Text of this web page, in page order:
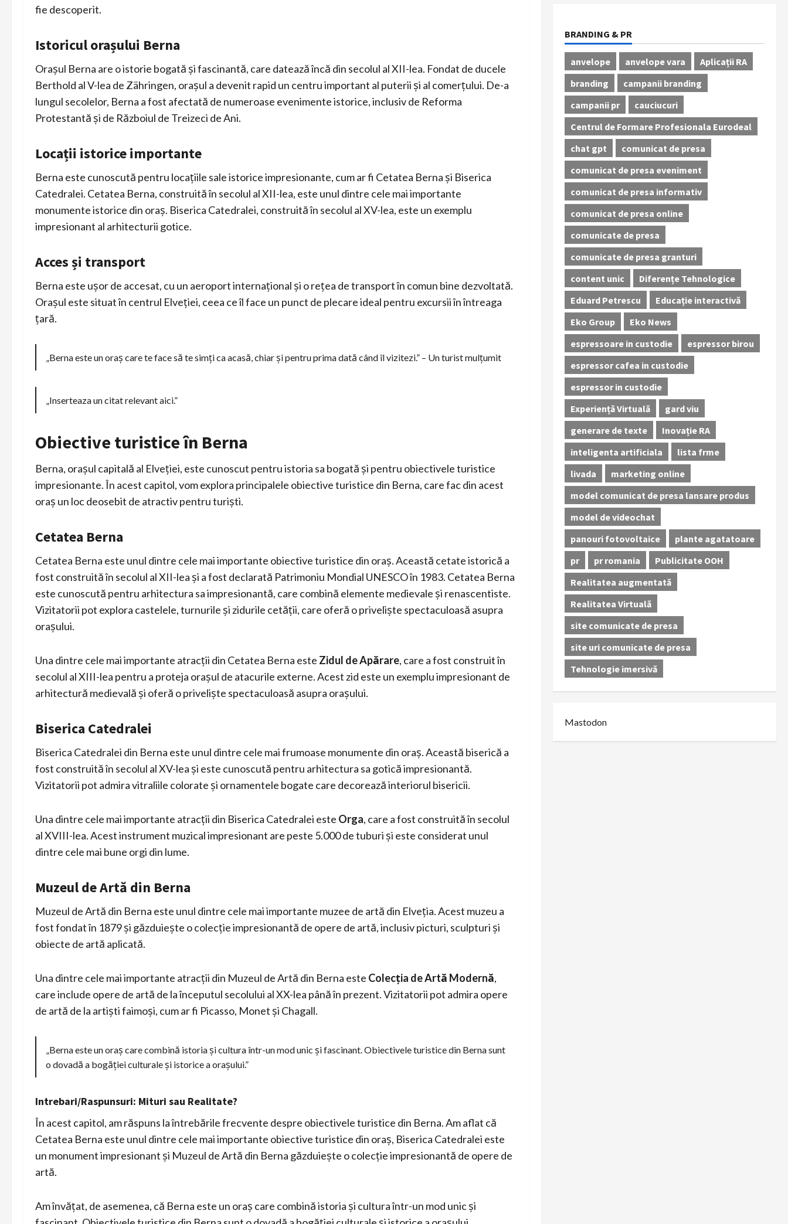
fie descoperit.
Istoricul orașului Berna
Orașul Berna are o istorie bogată și fascinantă, care datează încă din secolul al XII-lea. Fondat de ducele
Berthold al V-lea de Zähringen, orașul a devenit rapid un centru important al puterii și al comerțului. De-a
lungul secolelor, Berna a fost afectată de numeroase evenimente istorice, inclusiv de Reforma
Protestantă și de Războiul de Treizeci de Ani.
Locații istorice importante
Berna este cunoscută pentru locațiile sale istorice impresionante, cum ar fi Cetatea Berna și Biserica
Catedralei. Cetatea Berna, construită în secolul al XII-lea, este unul dintre cele mai importante
monumente istorice din oraș. Biserica Catedralei, construită în secolul al XV-lea, este un exemplu
impresionant al arhitecturii gotice.
Acces și transport
Berna este ușor de accesat, cu un aeroport internațional și o rețea de transport în comun bine dezvoltată.
Orașul este situat în centrul Elveției, ceea ce îl face un punct de plecare ideal pentru excursii în întreaga
țară.
„Berna este un oraș care te face să te simți ca acasă, chiar și pentru prima dată când îl vizitezi.” – Un turist mulțumit
„Inserteaza un citat relevant aici.”
Obiective turistice în Berna
Berna, orașul capitală al Elveției, este cunoscut pentru istoria sa bogată și pentru obiectivele turistice
impresionante. În acest capitol, vom explora principalele obiective turistice din Berna, care fac din acest
oraș un loc deosebit de atractiv pentru turiști.
Cetatea Berna
Cetatea Berna este unul dintre cele mai importante obiective turistice din oraș. Această cetate istorică a
fost construită în secolul al XII-lea și a fost declarată Patrimoniu Mondial UNESCO în 1983. Cetatea Berna
este cunoscută pentru arhitectura sa impresionantă, care combină elemente medievale și renascentiste.
Vizitatorii pot explora castelele, turnurile și zidurile cetății, care oferă o priveliște spectaculoasă asupra
orașului.
Una dintre cele mai importante atracții din Cetatea Berna este Zidul de Apărare, care a fost construit în
secolul al XIII-lea pentru a proteja orașul de atacurile externe. Acest zid este un exemplu impresionant de
arhitectură medievală și oferă o priveliște spectaculoasă asupra orașului.
Biserica Catedralei
Biserica Catedralei din Berna este unul dintre cele mai frumoase monumente din oraș. Această biserică a
fost construită în secolul al XV-lea și este cunoscută pentru arhitectura sa gotică impresionantă.
Vizitatorii pot admira vitraliile colorate și ornamentele bogate care decorează interiorul bisericii.
Una dintre cele mai importante atracții din Biserica Catedralei este Orga, care a fost construită în secolul
al XVIII-lea. Acest instrument muzical impresionant are peste 5.000 de tuburi și este considerat unul
dintre cele mai bune orgi din lume.
Muzeul de Artă din Berna
Muzeul de Artă din Berna este unul dintre cele mai importante muzee de artă din Elveția. Acest muzeu a
fost fondat în 1879 și găzduiește o colecție impresionantă de opere de artă, inclusiv picturi, sculpturi și
obiecte de artă aplicată.
Una dintre cele mai importante atracții din Muzeul de Artă din Berna este Colecția de Artă Modernă,
care include opere de artă de la începutul secolului al XX-lea până în prezent. Vizitatorii pot admira opere
de artă de la artiști faimoși, cum ar fi Picasso, Monet și Chagall.
„Berna este un oraș care combină istoria și cultura într-un mod unic și fascinant. Obiectivele turistice din Berna sunt
o dovadă a bogăției culturale și istorice a orașului.”
Intrebari/Raspunsuri: Mituri sau Realitate?
În acest capitol, am răspuns la întrebările frecvente despre obiectivele turistice din Berna. Am aflat că
Cetatea Berna este unul dintre cele mai importante obiective turistice din oraș, Biserica Catedralei este
un monument impresionant și Muzeul de Artă din Berna găzduiește o colecție impresionantă de opere de
artă.
Am învățat, de asemenea, că Berna este un oraș care combină istoria și cultura într-un mod unic și
BRANDING & PR
anvelope anvelope vara
Aplicații RA
branding
campanii branding
campanii pr
cauciucuri
Centrul de Formare Profesionala Eurodeal
chat gpt
comunicat de presa
comunicat de presa eveniment
comunicat de presa informativ
comunicat de presa online
comunicate de presa
comunicate de presa granturi
content unic
Diferențe Tehnologice
Eduard Petrescu
Educație interactivă
Eko Group
Eko News
espressoare in custodie
espressor birou
espressor cafea in custodie
espressor in custodie
Experiență Virtuală
gard viu
generare de texte
Inovație RA
inteligenta artificiala
lista frme
livada
marketing online
model comunicat de presa lansare produs
model de videochat
panouri fotovoltaice
plante agatatoare
pr
pr romania
Publicitate OOH
Realitatea augmentată
Realitatea Virtuală
site comunicate de presa
site uri comunicate de presa
Tehnologie imersivă
Mastodon